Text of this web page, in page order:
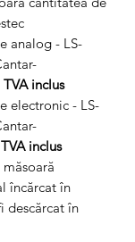
analog - LS-
inclus
electronic - LS-
inclus
încărcat în
descărcat în